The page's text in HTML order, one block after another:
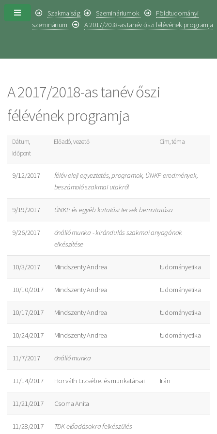
Szakmaiság Szemináriumok
Földtudományi
szeminárium
A 2017/2018-as tanév őszi félévének programja
A 2017/2018-as tanév őszi
félévének programja
Dátum,
időpont
Előadó, vezető Cím, téma
9/12/2017
félév eleji egyeztetés, programok, ÚNKP eredmények,
beszámoló szakmai utakról
9/19/2017 ÚNKP és egyéb kutatási tervek bemutatása
9/26/2017
önálló munka - kirándulás szakmai anyagának
elkészítése
10/3/2017 Mindszenty Andrea tudományetika
10/10/2017 Mindszenty Andrea tudományetika
10/17/2017 Mindszenty Andrea tudományetika
10/24/2017 Mindszenty Andrea tudományetika
11/7/2017 önálló munka
11/14/2017 Horváth Erzsébet és munkatársai Irán
11/21/2017 Csoma Anita
11/28/2017 TDK előadásokra felkészülés